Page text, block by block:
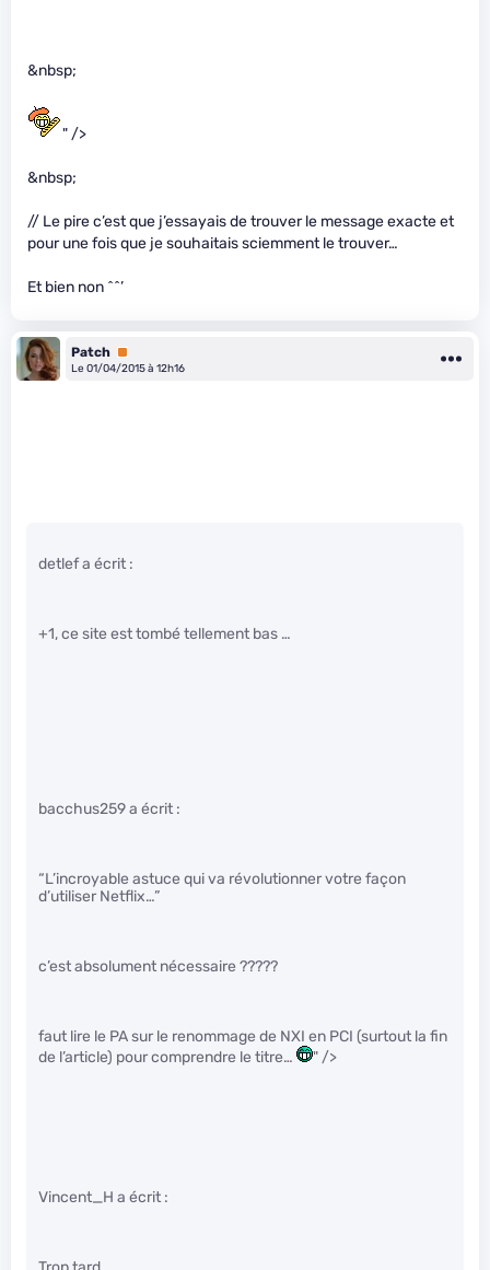
&nbsp;
" />
&nbsp;
// Le pire c’est que j’essayais de trouver le message exacte et
pour une fois que je souhaitais sciemment le trouver…
Et bien non ^^’
Patch Premium
Le 01/04/2015 à 12h16
detlef a écrit :
+1, ce site est tombé tellement bas …
bacchus259 a écrit :
“L’incroyable astuce qui va révolutionner votre façon
d’utiliser Netflix…”
c’est absolument nécessaire ?????
faut lire le PA sur le renommage de NXI en PCI (surtout la fin
de l’article) pour comprendre le titre…
" />
Vincent_H a écrit :